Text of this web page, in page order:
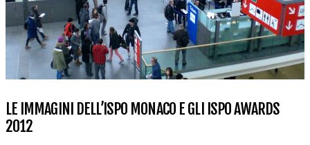
LE IMMAGINI DELL’ISPO MONACO E GLI ISPO AWARDS
2012